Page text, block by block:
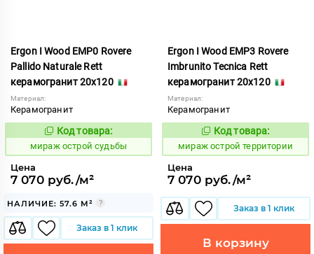
Ergon I Wood EMP0 Rovere
Pallido Naturale Rett
керамогранит 20x120
Материал:
Керамогранит
992974
Код товара:
мираж острой судьбы
Цена
7 070 руб./м²
НАЛИЧИЕ: 57.6 М²
Заказ в 1 клик
Ergon I Wood EMP3 Rovere
Imbrunito Tecnica Rett
керамогранит 20x120
Материал:
Керамогранит
992979
Код товара:
мираж острой территории
Цена
7 070 руб./м²
Заказ в 1 клик
В корзину